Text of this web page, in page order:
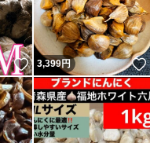
いいね！
3,399円